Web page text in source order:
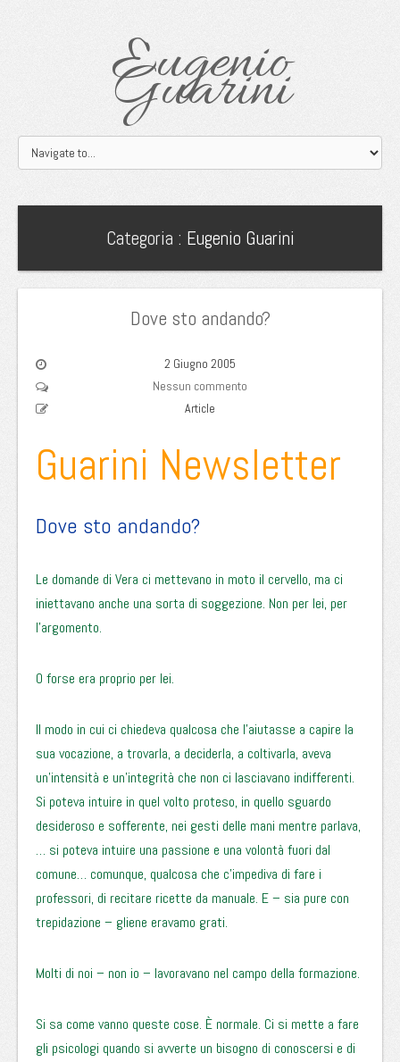
Eugenio
Guarini
Categoria : Eugenio Guarini
Dove sto andando?
2 Giugno 2005
Nessun commento
Article
Guarini Newsletter
Dove sto andando?
Le domande di Vera ci mettevano in moto il cervello, ma ci
iniettavano anche una sorta di soggezione. Non per lei, per
l’argomento.
O forse era proprio per lei.
Il modo in cui ci chiedeva qualcosa che l’aiutasse a capire la
sua vocazione, a trovarla, a deciderla, a coltivarla, aveva
un’intensità e un’integrità che non ci lasciavano indifferenti.
Si poteva intuire in quel volto proteso, in quello sguardo
desideroso e sofferente, nei gesti delle mani mentre parlava,
… si poteva intuire una passione e una volontà fuori dal
comune… comunque, qualcosa che c’impediva di fare i
professori, di recitare ricette da manuale. E – sia pure con
trepidazione – gliene eravamo grati.
Molti di noi – non io – lavoravano nel campo della formazione.
Si sa come vanno queste cose. È normale. Ci si mette a fare
gli psicologi quando si avverte un bisogno di conoscersi e di